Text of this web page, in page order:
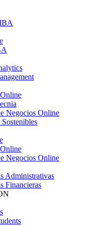
Negocios Online
Negocios Online
Administrativas
Financieras